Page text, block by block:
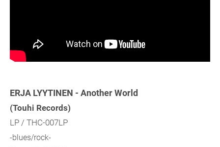
ERJA LYYTINEN - Another World
(Touhi Records)
LP / THC-007LP
-blues/rock-